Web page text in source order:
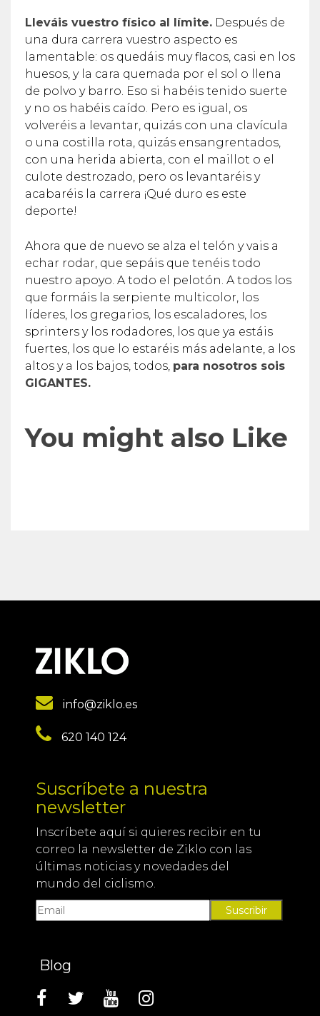
Lleváis vuestro físico al límite. Después de
una dura carrera vuestro aspecto es
lamentable: os quedáis muy flacos, casi en los
huesos, y la cara quemada por el sol o llena
de polvo y barro. Eso si habéis tenido suerte
y no os habéis caído. Pero es igual, os
volveréis a levantar, quizás con una clavícula
o una costilla rota, quizás ensangrentados,
con una herida abierta, con el maillot o el
culote destrozado, pero os levantaréis y
acabaréis la carrera ¡Qué duro es este
deporte!
Ahora que de nuevo se alza el telón y vais a
echar rodar, que sepáis que tenéis todo
nuestro apoyo. A todo el pelotón. A todos los
que formáis la serpiente multicolor, los
líderes, los gregarios, los escaladores, los
sprinters y los rodadores, los que ya estáis
fuertes, los que lo estaréis más adelante, a los
altos y a los bajos, todos, para nosotros sois
GIGANTES.
You might also Like
info@ziklo.es
620 140 124
Suscríbete a nuestra
newsletter
Inscríbete aquí si quieres recibir en tu
correo la newsletter de Ziklo con las
últimas noticias y novedades del
mundo del ciclismo.
Suscribir
Blog